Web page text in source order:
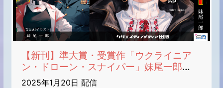
【新刊】準大賞・受賞作「ウクライニア
ン・ドローン・スナイパー」妹尾一郎
（著）1/20発売「社長室・特別賞」受賞
2025年1月20日 配信